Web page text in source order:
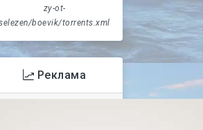
zy-ot-
boevik/torrents.xml
Реклама